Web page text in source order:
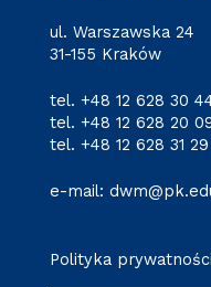
ul. Warszawska 24
31-155 Kraków
tel. +48 12 628 30
tel. +48 12 628 20
tel. +48 12 628 31 29
e-mail:
Polityka prywatności